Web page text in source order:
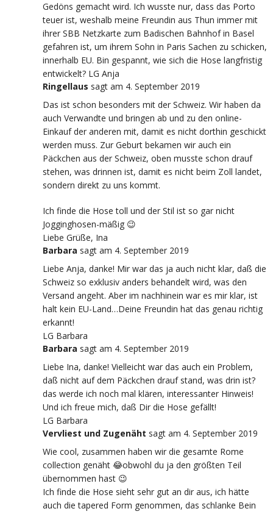
Gedöns gemacht wird. Ich wusste nur, dass das Porto
teuer ist, weshalb meine Freundin aus Thun immer mit
ihrer SBB Netzkarte zum Badischen Bahnhof in Basel
gefahren ist, um ihrem Sohn in Paris Sachen zu schicken,
innerhalb EU. Bin gespannt, wie sich die Hose langfristig
entwickelt? LG Anja
Ringellaus sagt am 4. September 2019
Das ist schon besonders mit der Schweiz. Wir haben da
auch Verwandte und bringen ab und zu den online-
Einkauf der anderen mit, damit es nicht dorthin geschickt
werden muss. Zur Geburt bekamen wir auch ein
Päckchen aus der Schweiz, oben musste schon drauf
stehen, was drinnen ist, damit es nicht beim Zoll landet,
sondern direkt zu uns kommt.
Ich finde die Hose toll und der Stil ist so gar nicht
Jogginghosen-mäßig 😉
Liebe Grüße, Ina
Barbara sagt am 4. September 2019
Liebe Anja, danke! Mir war das ja auch nicht klar, daß die
Schweiz so exklusiv anders behandelt wird, was den
Versand angeht. Aber im nachhinein war es mir klar, ist
halt kein EU-Land…Deine Freundin hat das genau richtig
erkannt!
LG Barbara
Barbara sagt am 4. September 2019
Liebe Ina, danke! Vielleicht war das auch ein Problem,
daß nicht auf dem Päckchen drauf stand, was drin ist?
das werde ich noch mal klären, interessanter Hinweis!
Und ich freue mich, daß Dir die Hose gefällt!
LG Barbara
Vervliest und Zugenäht sagt am 4. September 2019
Wie cool, zusammen haben wir die gesamte Rome
collection genäht 😂obwohl du ja den größten Teil
übernommen hast 😉
Ich finde die Hose sieht sehr gut an dir aus, ich hätte
auch die tapered Form genommen, das schlanke Bein